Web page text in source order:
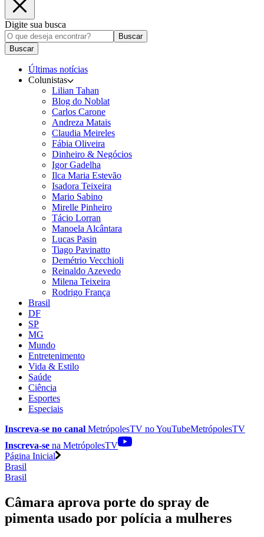
Digite sua busca
Buscar
Buscar
Últimas notícias
Colunistas
Lilian Tahan
Blog do Noblat
Carlos Carone
Andreza Matais
Claudia Meireles
Fábia Oliveira
Dinheiro & Negócios
Igor Gadelha
Ilca Maria Estevão
Isadora Teixeira
Mario Sabino
Mirelle Pinheiro
Tácio Lorran
Manoela Alcântara
Lucas Pasin
Tiago Pavinatto
Demétrio Vecchioli
Reinaldo Azevedo
Milena Teixeira
Rodrigo França
Brasil
DF
SP
MG
Mundo
Entretenimento
Vida & Estilo
Saúde
Ciência
Esportes
Especiais
Inscreva-se no canal MetrópolesTV noYouTubeMetrópolesTV
Inscreva-se na MetrópolesTV
Página Inicial
Brasil
Brasil
Câmara aprova porte do spray de
pimenta usado por polícia a mulheres